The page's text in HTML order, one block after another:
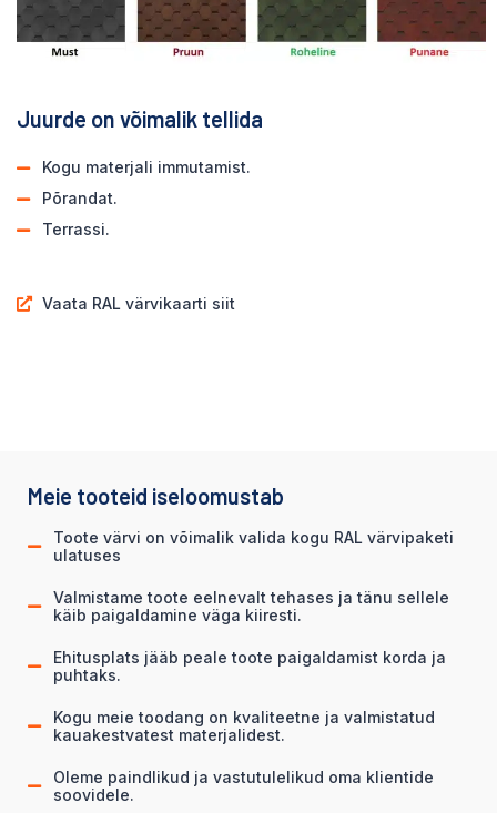
Juurde on võimalik tellida
Kogu materjali immutamist.
Põrandat.
Terrassi.
Vaata RAL värvikaarti siit
Meie tooteid iseloomustab
Toote värvi on võimalik valida kogu RAL värvipaketi
ulatuses
Valmistame toote eelnevalt tehases ja tänu sellele
käib paigaldamine väga kiiresti.
Ehitusplats jääb peale toote paigaldamist korda ja
puhtaks.
Kogu meie toodang on kvaliteetne ja valmistatud
kauakestvatest materjalidest.
Oleme paindlikud ja vastutulelikud oma klientide
soovidele.